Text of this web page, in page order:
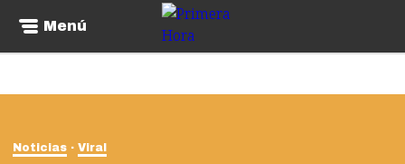
Menú
Noticias Viral